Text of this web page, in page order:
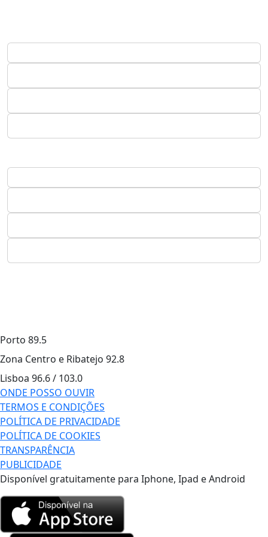
Porto 89.5
Zona Centro e Ribatejo 92.8
Lisboa 96.6 / 103.0
ONDE POSSO OUVIR
TERMOS E CONDIÇÕES
POLÍTICA DE PRIVACIDADE
POLÍTICA DE COOKIES
TRANSPARÊNCIA
PUBLICIDADE
Disponível gratuitamente para Iphone, Ipad e Android